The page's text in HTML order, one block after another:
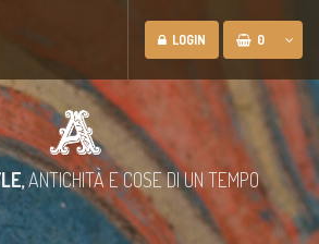
LOGIN 0
ANTICHITÀ E COSE DI UN TEMPO